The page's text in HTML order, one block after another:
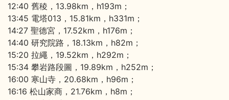
12:40 舊稜，13.98km，h193m；
13:45 電塔013，15.81km，h331m；
14:27 聖德宮，17.52km，h176m；
14:40 研究院路，18.13km，h82m；
15:20 拉繩，19.52km，h292m；
15:34 攀岩路段圖，19.89km，h252m；
16:00 寒山寺，20.68km，h96m；
16:16 松山家商，21.76km，h8m；